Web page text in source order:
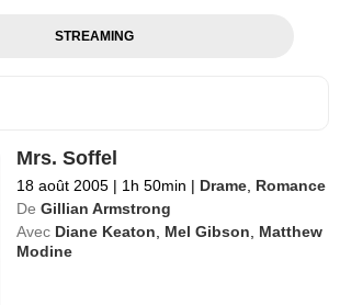
STREAMING
Mrs. Soffel
18 août 2005 | 1h 50min | Drame, Romance
De Gillian Armstrong
Avec Diane Keaton, Mel Gibson, Matthew
Modine